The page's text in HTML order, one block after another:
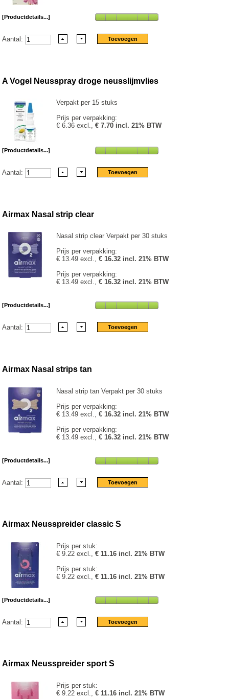
[Productdetails...]
Aantal:
A Vogel Neusspray droge neusslijmvlies
Verpakt per 15 stuks
Prijs per verpakking:
€ 6.36 excl.,€ 7.70 incl. 21% BTW
[Productdetails...]
Aantal:
Airmax Nasal strip clear
Nasal strip clear Verpakt per 30 stuks
Prijs per verpakking:
€ 13.49 excl.,€ 16.32 incl. 21% BTW
Prijs per verpakking:
€ 13.49 excl.,€ 16.32 incl. 21% BTW
[Productdetails...]
Aantal:
Airmax Nasal strips tan
Nasal strip tan Verpakt per 30 stuks
Prijs per verpakking:
€ 13.49 excl.,€ 16.32 incl. 21% BTW
Prijs per verpakking:
€ 13.49 excl.,€ 16.32 incl. 21% BTW
[Productdetails...]
Aantal:
Airmax Neusspreider classic S
Prijs per stuk:
€ 9.22 excl.,€ 11.16 incl. 21% BTW
Prijs per stuk:
€ 9.22 excl.,€ 11.16 incl. 21% BTW
[Productdetails...]
Aantal:
Airmax Neusspreider sport S
Prijs per stuk:
€ 9.22 excl.,€ 11.16 incl. 21% BTW